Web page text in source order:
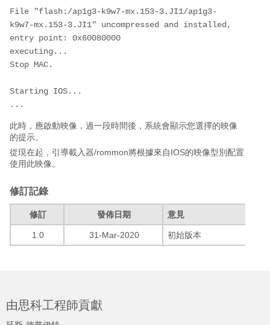
File "flash:/ap1g3-k9w7-mx.153-3.JI1/ap1g3-
k9w7-mx.153-3.JI1" uncompressed and installed,
entry point: 0x60080000
executing...
Stop MAC.
Starting IOS...
...
此時，應啟動映像，過一段時間後，系統會顯示您選擇的映像
的提示。
從現在起，引導載入器/rommon將根據來自IOS的映像型別配置
使用此映像。
修訂記錄
修訂 發佈日期 意見
1.0 31-Mar-2020 初始版本
由思科工程師貢獻